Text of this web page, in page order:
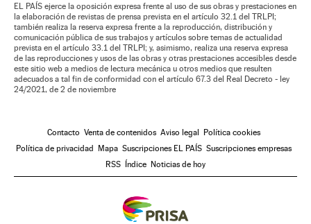
EL PAÍS ejerce la oposición expresa frente al uso de sus obras y prestaciones en
la elaboración de revistas de prensa prevista en el artículo 32.1 del TRLPI;
también realiza la reserva expresa frente a la reproducción, distribución y
comunicación pública de sus trabajos y artículos sobre temas de actualidad
prevista en el artículo 33.1 del TRLPI; y, asimismo, realiza una reserva expresa
de las reproducciones y usos de las obras y otras prestaciones accesibles desde
este sitio web a medios de lectura mecánica u otros medios que resulten
adecuados a tal fin de conformidad con el artículo 67.3 del Real Decreto - ley
24/2021, de 2 de noviembre
Contacto Venta de contenidos Aviso legal Política cookies
Política de privacidad Mapa Suscripciones EL PAÍS Suscripciones empresas
RSS Índice Noticias de hoy